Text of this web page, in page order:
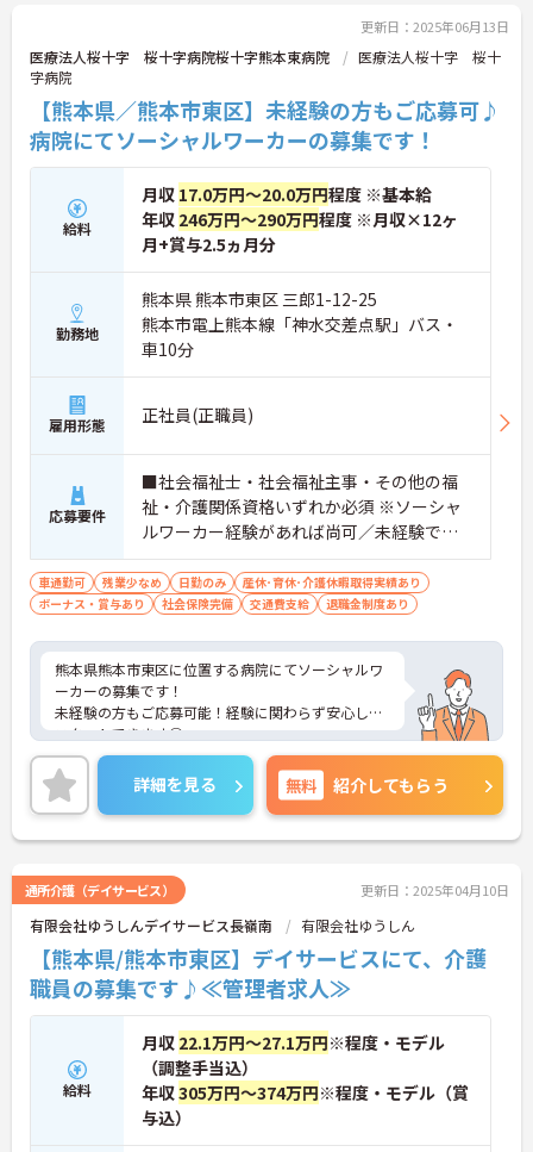
更新日：2025年06月13日
医療法人桜十字 桜十字病院桜十字熊本東病院
医療法人桜十字 桜十
字病院
【熊本県／熊本市東区】未経験の方もご応募可♪
病院にてソーシャルワーカーの募集です！
給料
月収 17.0万円～20.0万円程度 ※基本給
年収 246万円～290万円程度 ※月収×12ヶ
月+賞与2.5ヵ月分
勤務地
熊本県 熊本市東区 三郎1-12-25
熊本市電上熊本線「神水交差点駅」バス・
車10分
雇用形態 正社員(正職員)
応募要件
■社会福祉士・社会福祉主事・その他の福
祉・介護関係資格いずれか必須 ※ソーシャ
ルワーカー経験があれば尚可／未経験でも
ご応募可 ※普通自動車運転免許あれば尚可
（AT限定可）
車通勤可 残業少なめ 日勤のみ
産休･育休･介護休暇取得実績あり
ボーナス・賞与あり
社会保険完備 交通費支給 退職金制度あり
熊本県熊本市東区に位置する病院にてソーシャルワ
ーカーの募集です！
未経験の方もご応募可能！経験に関わらず安心して
スタートできます◎
育児休業や医療費補助制度など、その他福利厚生も
整っておりますので安心して就業していただけます
★
ご興味のある方は、マイナビ介護職までお問い合わ
せください。
詳細を見る 無料 紹介してもらう
通所介護（デイサービス） 更新日：2025年04月10日
有限会社ゆうしんデイサービス長嶺南 有限会社ゆうしん
【熊本県/熊本市東区】デイサービスにて、介護
職員の募集です♪≪管理者求人≫
給料
月収 22.1万円～27.1万円※程度・モデル
（調整手当込）
年収305万円～374万円※程度・モデル（賞
与込）